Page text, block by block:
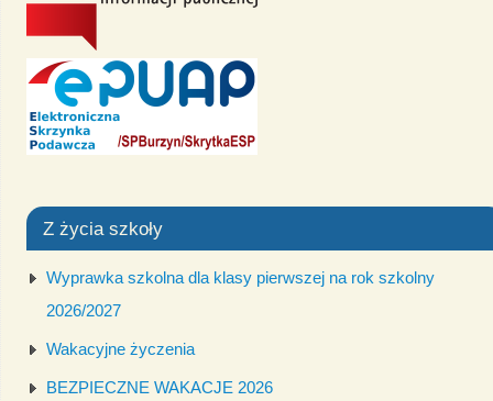
Z życia szkoły
Wyprawka szkolna dla klasy pierwszej na rok szkolny
2026/2027
Wakacyjne życzenia
BEZPIECZNE WAKACJE 2026